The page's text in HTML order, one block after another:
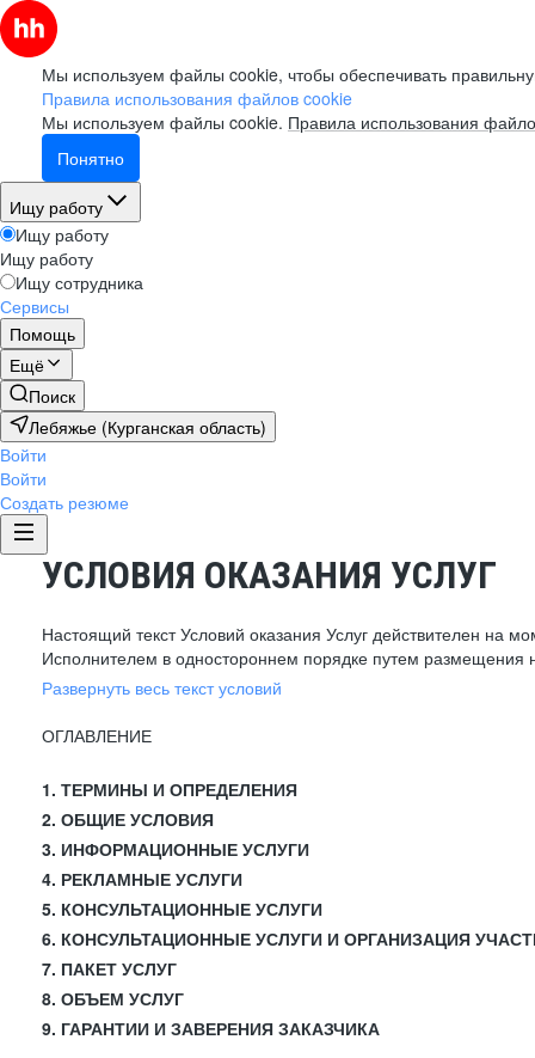
Мы используем файлы cookie, чтобы обеспечивать
Правила использования файлов cookie
Мы используем файлы cookie. Правила использования
Понятно
Ищу работу
Ищу работу
Ищу работу
Ищу сотрудника
Сервисы
Помощь
Ещё
Поиск
Лебяжье (Курганская область)
Войти
Войти
Создать резюме
УСЛОВИЯ ОКАЗАНИЯ УСЛУГ
Настоящий текст Условий оказания Услуг действителен на
Исполнителем в одностороннем порядке путем размещения
Развернуть весь текст условий
ОГЛАВЛЕНИЕ
1. ТЕРМИНЫ И ОПРЕДЕЛЕНИЯ
2. ОБЩИЕ УСЛОВИЯ
3. ИНФОРМАЦИОННЫЕ УСЛУГИ
4. РЕКЛАМНЫЕ УСЛУГИ
5. КОНСУЛЬТАЦИОННЫЕ УСЛУГИ
6. КОНСУЛЬТАЦИОННЫЕ УСЛУГИ И ОРГАНИЗАЦИЯ
7. ПАКЕТ УСЛУГ
8. ОБЪЕМ УСЛУГ
9. ГАРАНТИИ И ЗАВЕРЕНИЯ ЗАКАЗЧИКА